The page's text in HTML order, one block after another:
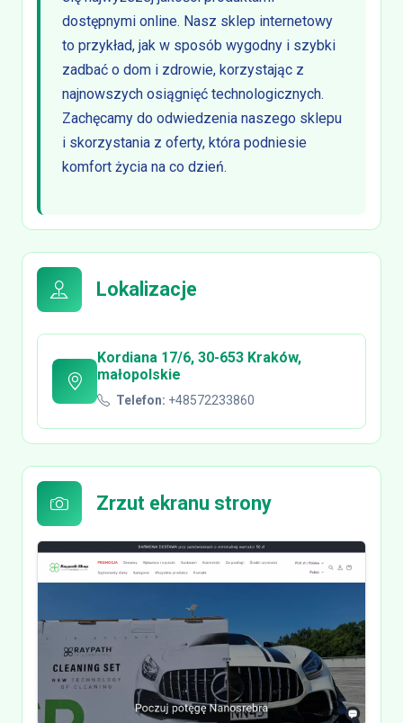
dostępnymi online. Nasz sklep internetowy
to przykład, jak w sposób wygodny i szybki
zadbać o dom i zdrowie, korzystając z
najnowszych osiągnięć technologicznych.
Zachęcamy do odwiedzenia naszego sklepu
i skorzystania z oferty, która podniesie
komfort życia na co dzień.
Lokalizacje
Kordiana 17/6, 30-653 Kraków,
małopolskie
Telefon: +48572233860
Zrzut ekranu strony